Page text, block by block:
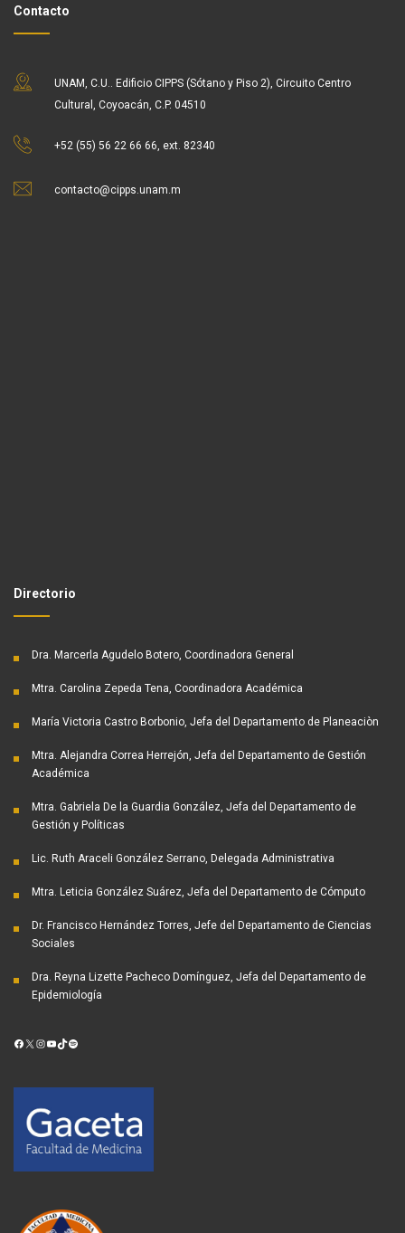
Contacto
UNAM, C.U.. Edificio CIPPS (Sótano y Piso 2), Circuito Centro
Cultural, Coyoacán, C.P. 04510
+52 (55) 56 22 66 66, ext. 82340
contacto@cipps.unam.m
Directorio
Dra. Marcerla Agudelo Botero, Coordinadora General
Mtra. Carolina Zepeda Tena, Coordinadora Académica
María Victoria Castro Borbonio, Jefa del Departamento de Planeaciòn
Mtra. Alejandra Correa Herrejón, Jefa del Departamento de Gestión
Académica
Mtra. Gabriela De la Guardia González, Jefa del Departamento de
Gestión y Políticas
Lic. Ruth Araceli González Serrano, Delegada Administrativa
Mtra. Leticia González Suárez, Jefa del Departamento de Cómputo
Dr. Francisco Hernández Torres, Jefe del Departamento de Ciencias
Sociales
Dra. Reyna Lizette Pacheco Domínguez, Jefa del Departamento de
Epidemiología
Facebook
X Instagram
YouTube
TikTok
Spotify